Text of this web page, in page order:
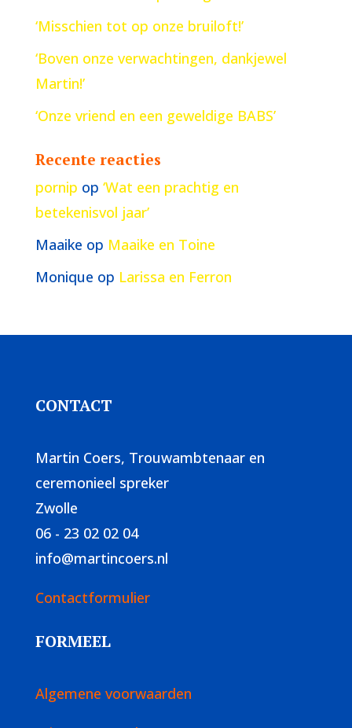
‘Misschien tot op onze bruiloft!’
‘Boven onze verwachtingen, dankjewel
Martin!’
‘Onze vriend en een geweldige BABS’
Recente reacties
pornip op ‘Wat een prachtig en
betekenisvol jaar’
Maaike op Maaike en Toine
Monique op Larissa en Ferron
CONTACT
Martin Coers, Trouwambtenaar en
ceremonieel spreker
Zwolle
06 - 23 02 02 04
info@martincoers.nl
Contactformulier
FORMEEL
Algemene voorwaarden